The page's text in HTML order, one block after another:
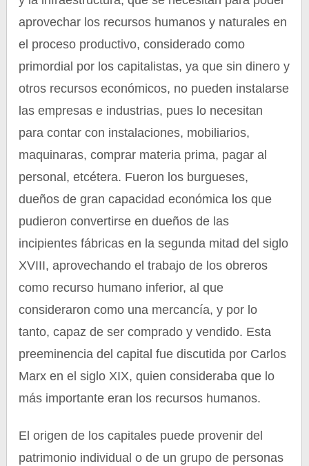
aprovechar los recursos humanos y naturales en
el proceso productivo, considerado como
primordial por los capitalistas, ya que sin dinero y
otros recursos económicos, no pueden instalarse
las empresas e industrias, pues lo necesitan
para contar con instalaciones, mobiliarios,
maquinaras, comprar materia prima, pagar al
personal, etcétera. Fueron los burgueses,
dueños de gran capacidad económica los que
pudieron convertirse en dueños de las
incipientes fábricas en la segunda mitad del siglo
XVIII, aprovechando el trabajo de los obreros
como recurso humano inferior, al que
consideraron como una mercancía, y por lo
tanto, capaz de ser comprado y vendido. Esta
preeminencia del capital fue discutida por Carlos
Marx en el siglo XIX, quien consideraba que lo
más importante eran los recursos humanos.
El origen de los capitales puede provenir del
patrimonio individual o de un grupo de personas